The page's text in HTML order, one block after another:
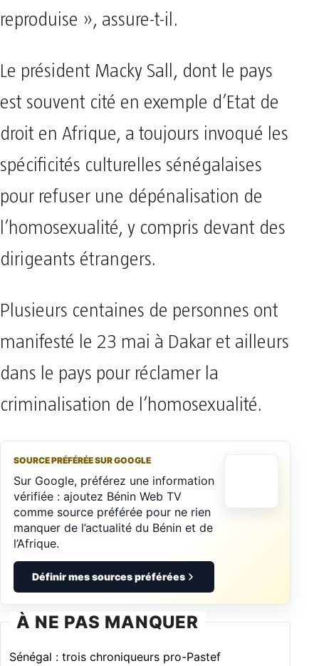
reproduise », assure-t-il.
Le président Macky Sall, dont le pays
est souvent cité en exemple d’Etat de
droit en Afrique, a toujours invoqué les
spécificités culturelles sénégalaises
pour refuser une dépénalisation de
l’homosexualité, y compris devant des
dirigeants étrangers.
Plusieurs centaines de personnes ont
manifesté le 23 mai à Dakar et ailleurs
dans le pays pour réclamer la
criminalisation de l’homosexualité.
SOURCE PRÉFÉRÉE SUR GOOGLE
Sur Google, préférez une information
vérifiée : ajoutez Bénin Web TV
comme source préférée pour ne rien
manquer de l’actualité du Bénin et de
l’Afrique.
Définir mes sources préférées
À NE PAS MANQUER
Sénégal : trois chroniqueurs pro-Pastef